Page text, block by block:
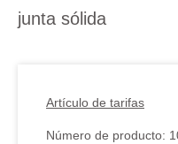
junta sólida
Artículo de tarifas
Número de producto: